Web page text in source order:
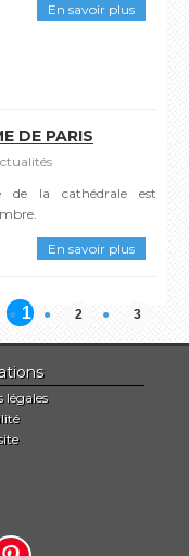
En savoir plus
DE PARIS
de la cathédrale est
En savoir plus
1 2 3
légales